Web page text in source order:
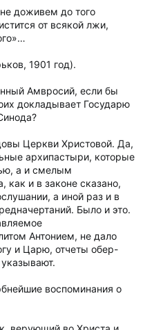
доживем до того
от всякой лжи,
1901 год).
Амвросий, если бы
докладывает Государю
Церкви Христовой. Да,
архипастыри, которые
а и смелым
как и в законе сказано,
а иной раз и в
Было и это.
Антонием, не дало
и Царю, отчеты обер-
воспоминания о